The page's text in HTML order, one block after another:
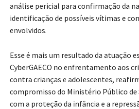
análise pericial para confirmação da
identificação de possíveis vítimas e
envolvidos.
Esse é mais um resultado da atuação
CyberGAECO no enfrentamento aos
contra crianças e adolescentes,
compromisso do Ministério Público de
com a proteção da infância e a